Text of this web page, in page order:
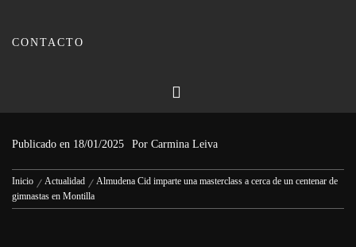
CONTACTO
de gimnastas en Montilla
Publicado en 18/01/2025 Por Carmina Leiva
Inicio Actualidad
Almudena Cid imparte una masterclass a cerca de un centenar de
gimnastas en Montilla